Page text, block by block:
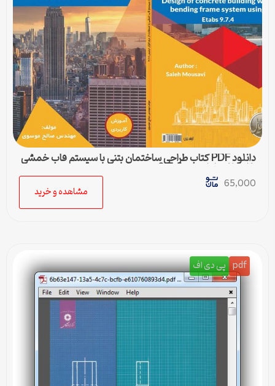
دانلود PDF کتاب طراحی ساختمان بتنی با سیستم قاب خمشی
با استفاده از ایتبس 9.7.4
65,000
مشاهده و خرید
pdf پی دی اف